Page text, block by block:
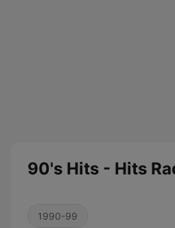
90's Hits - Hits
1990-99